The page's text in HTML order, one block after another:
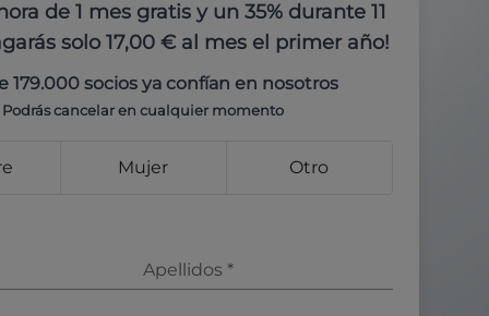
de 1 mes gratis y un 35% durante 11
solo 17,00 € al mes el primer año!
179.000 socios ya confían en nosotros
Podrás cancelar en cualquier momento
Mujer Otro
Apellidos *